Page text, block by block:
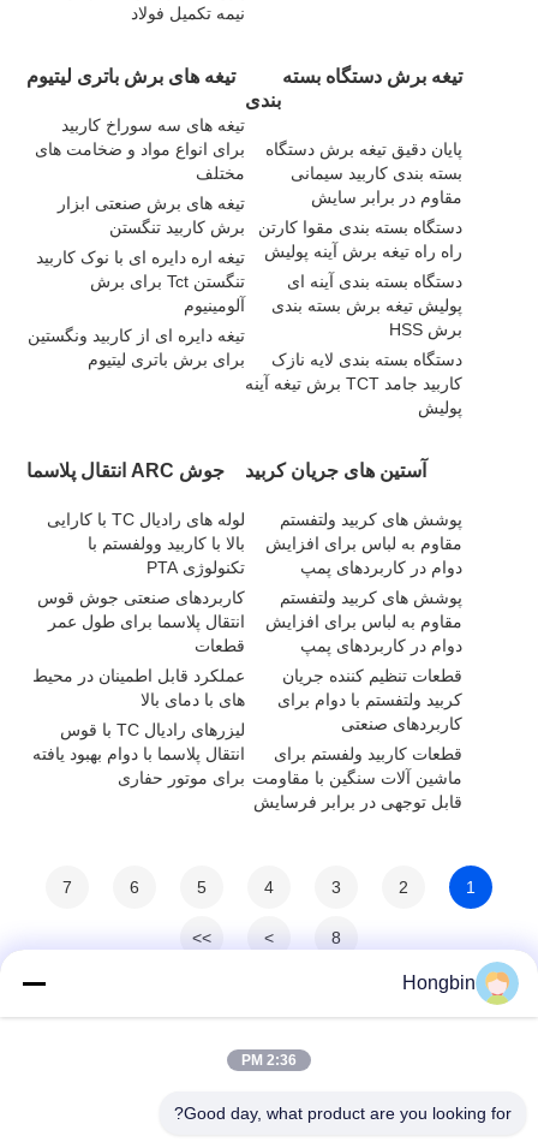
نیمه تکمیل فولاد
تیغه برش دستگاه بسته
بندی
پایان دقیق تیغه برش دستگاه
بسته بندی کاربید سیمانی
مقاوم در برابر سایش
دستگاه بسته بندی مقوا کارتن
راه راه تیغه برش آینه پولیش
دستگاه بسته بندی آینه ای
پولیش تیغه برش بسته بندی
برش HSS
دستگاه بسته بندی لایه نازک
کاربید جامد TCT برش تیغه آینه
پولیش
تیغه های برش باتری لیتیوم
تیغه های سه سوراخ کاربید
برای انواع مواد و ضخامت های
مختلف
تیغه های برش صنعتی ابزار
برش کاربید تنگستن
تیغه اره دایره ای با نوک کاربید
تنگستن Tct برای برش
آلومینیوم
تیغه دایره ای از کاربید ونگستین
برای برش باتری لیتیوم
آستین های جریان کربید
پوشش های کربید ولتفستم
مقاوم به لباس برای افزایش
دوام در کاربردهای پمپ
پوشش های کربید ولتفستم
مقاوم به لباس برای افزایش
دوام در کاربردهای پمپ
قطعات تنظیم کننده جریان
کربید ولتفستم با دوام برای
کاربردهای صنعتی
قطعات کاربید ولفستم برای
ماشین آلات سنگین با مقاومت
قابل توجهی در برابر فرسایش
جوش ARC انتقال پلاسما
لوله های رادیال TC با کارایی
بالا با کاربید وولفستم با
تکنولوژی PTA
کاربردهای صنعتی جوش قوس
انتقال پلاسما برای طول عمر
قطعات
عملکرد قابل اطمینان در محیط
های با دمای بالا
لیزرهای رادیال TC با قوس
انتقال پلاسما با دوام بهبود یافته
برای موتور حفاری
1
2
3
4
5
6
7
8
>
>>
Hongbin
2:36 PM
Good day, what product are you looking for?